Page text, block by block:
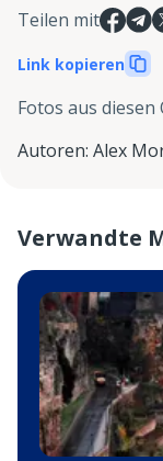
Teilen mit
Link kopieren
Fotos aus diesen
Autoren: Alex
Verwandte